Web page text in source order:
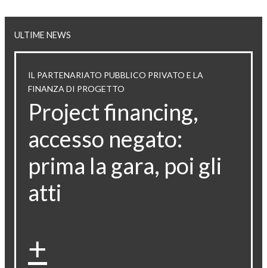
ULTIME NEWS
IL PARTENARIATO PUBBLICO PRIVATO E LA
FINANZA DI PROGETTO
Project financing,
accesso negato:
prima la gara, poi gli
atti
+